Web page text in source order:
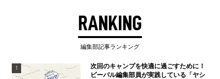
RANKING
編集部記事ランキング
1
次回のキャンプを快適に過ごすために！
ビーパル編集部員が実践している「ヤシ